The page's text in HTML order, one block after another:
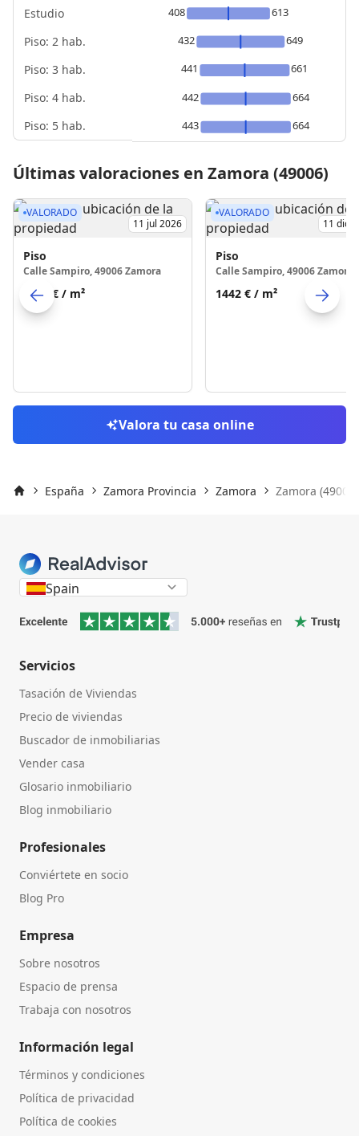
Estudio
Piso: 2 hab.
Piso: 3 hab.
Piso: 4 hab.
Piso: 5 hab.
408
613
432
649
441
661
442
664
443
664
Últimas valoraciones en Zamora (49006)
VALORADO
11 jul 2026
Piso
Calle Sampiro, 49006 Zamora
1185 € / m²
VALORADO
11 dic
Piso
Calle Sampiro, 49006 Zamora
1442 € / m²
Valora tu casa online
España Zamora Provincia Zamora Zamora (49006)
Spain
Servicios
Tasación de Viviendas
Precio de viviendas
Buscador de inmobiliarias
Vender casa
Glosario inmobiliario
Blog inmobiliario
Profesionales
Conviértete en socio
Blog Pro
Empresa
Sobre nosotros
Espacio de prensa
Trabaja con nosotros
Información legal
Términos y condiciones
Política de privacidad
Política de cookies